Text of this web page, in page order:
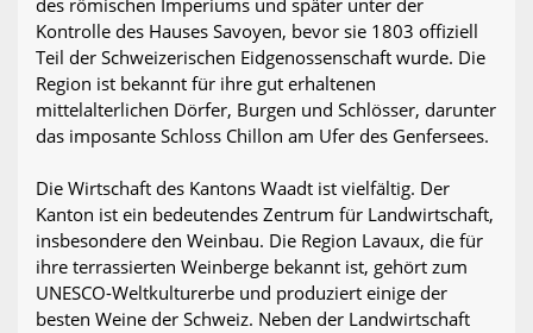
des römischen Imperiums und später unter der
Kontrolle des Hauses Savoyen, bevor sie 1803 offiziell
Teil der Schweizerischen Eidgenossenschaft wurde. Die
Region ist bekannt für ihre gut erhaltenen
mittelalterlichen Dörfer, Burgen und Schlösser, darunter
das imposante Schloss Chillon am Ufer des Genfersees.
Die Wirtschaft des Kantons Waadt ist vielfältig. Der
Kanton ist ein bedeutendes Zentrum für Landwirtschaft,
insbesondere den Weinbau. Die Region Lavaux, die für
ihre terrassierten Weinberge bekannt ist, gehört zum
UNESCO-Weltkulturerbe und produziert einige der
besten Weine der Schweiz. Neben der Landwirtschaft